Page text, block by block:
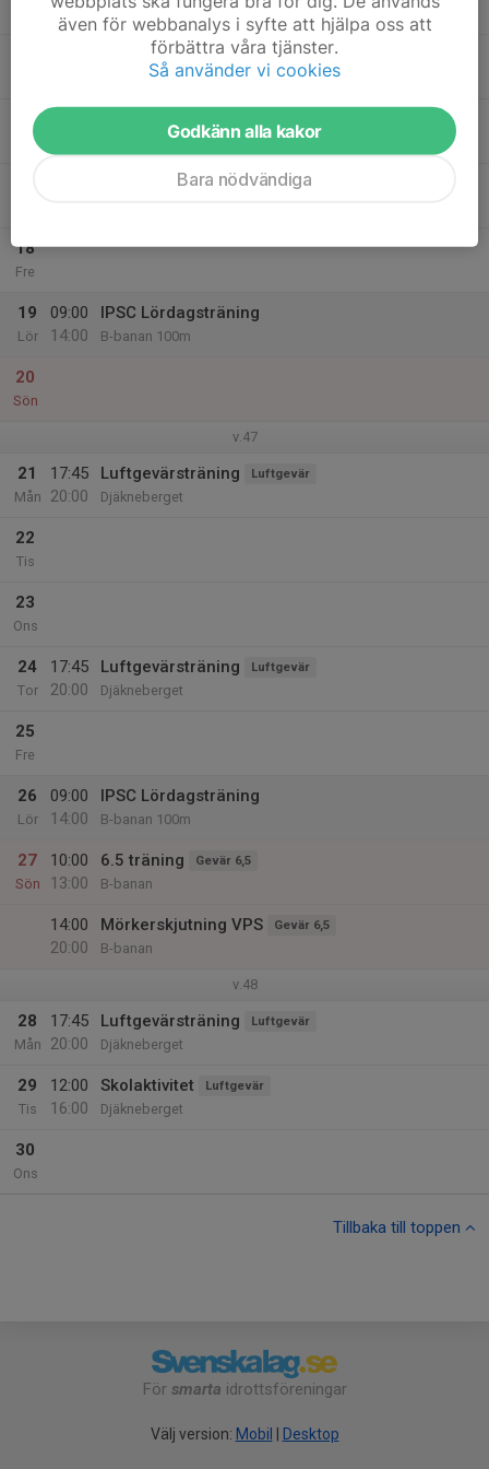
20:00
Djäkneberget
16
Ons
Luftgevärsträning Luftgevär
18
Fre
19
Lör
09:00
14:00
IPSC Lördagsträning
B-banan 100m
20
Sön
v.47
21
Mån
17:45
20:00
Luftgevärsträning Luftgevär
Djäkneberget
22
Tis
23
Ons
24
Tor
17:45
20:00
Luftgevärsträning Luftgevär
Djäkneberget
25
Fre
26
Lör
09:00
14:00
IPSC Lördagsträning
B-banan 100m
27
Sön
10:00
13:00
6.5 träning Gevär 6,5
B-banan
14:00
20:00
Mörkerskjutning VPS Gevär 6,5
B-banan
v.48
28
Mån
17:45
20:00
Luftgevärsträning Luftgevär
Djäkneberget
29
Tis
12:00
16:00
Skolaktivitet Luftgevär
Djäkneberget
30
Ons
Tillbaka till toppen
För smarta idrottsföreningar
Välj version: Mobil Desktop
även för webbanalys i syfte att hjälpa oss att
förbättra våra tjänster.
Så använder vi cookies
Godkänn alla kakor
Bara nödvändiga